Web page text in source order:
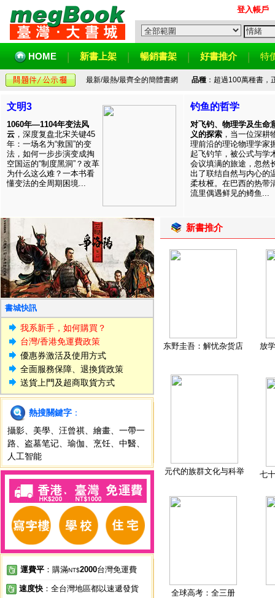
登入帳戶
HOME 新書上架 暢銷書架 好書推介 特
最新/最熱/最齊全的簡體書網 品種：超過100萬種書，
文明3
1060年—1104年变法风
云 ，深度复盘北宋关键45
年：一场名为“救国”的变
法，如何一步步演变成掏
空国运的“制度黑洞”？改革
为什么这么难？一本书看
懂变法的全周期困境...
钓鱼的哲学
对飞钓、物理学及生命
义的探索 ，当一位深耕
理前沿的理论物理学家
起飞钓竿，被公式与学
会议填满的旅途，忽然
出了联结自然与内心的
柔枝桠。在巴西的热带
流里偶遇鲜见的鳟鱼...
書城快訊
我系新手，如何購買？
台灣/香港免運費政策
優惠券激活及使用方式
全面服務保障、退換貨政策
送貨上門及超商取貨方式
熱搜關鍵字 ：
攝影
美學 汪曾祺 繪畫
一帶一
路
盗墓笔记 瑜伽 烹饪 中醫
人工智能
運費平 ：購滿NT$2000台灣免運費
速度快 ：全台灣地區都以速遞發貨
新書推介
东野圭吾：解忧杂货店 放
元代的族群文化与科举 七
全球高考：全三册